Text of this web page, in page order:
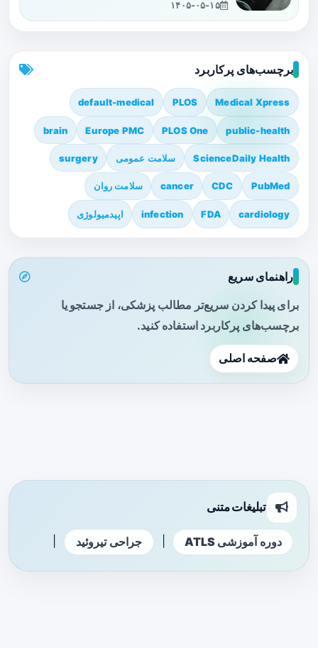
۱۴۰۵-۰۵-۱۵
برچسب‌های پرکاربرد
Medical Xpress
PLOS
default-medical
public-health
PLOS One
Europe PMC
brain
ScienceDaily Health سلامت عمومی surgery
PubMed
CDC
cancer سلامت روان
cardiology
FDA
infection اپیدمیولوژی
راهنمای سریع
برای پیدا کردن سریع‌تر مطالب پزشکی، از جستجو یا
برچسب‌های پرکاربرد استفاده کنید.
صفحه اصلی
تبلیغات متنی
دوره آموزشی ATLS جراحی تیروئید